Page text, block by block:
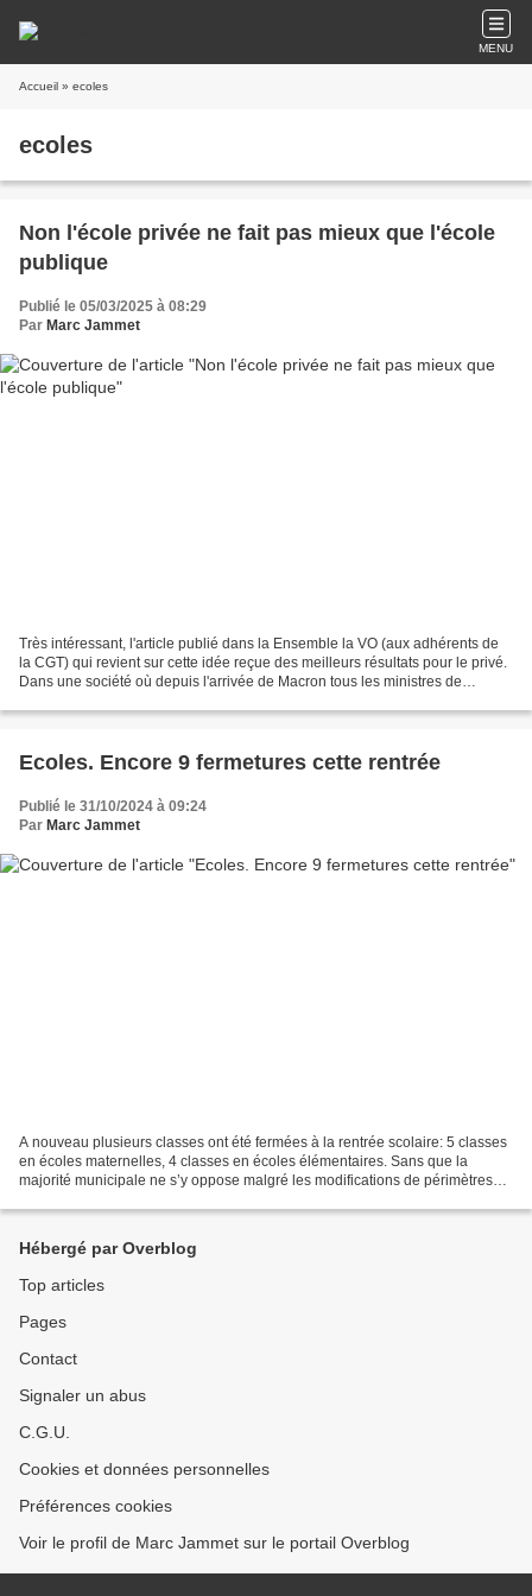
MENU
Accueil » ecoles
ecoles
Non l'école privée ne fait pas mieux que l'école
publique
Publié le 05/03/2025 à 08:29
Par Marc Jammet
Très intéressant, l'article publié dans la Ensemble la VO (aux adhérents de
la CGT) qui revient sur cette idée reçue des meilleurs résultats pour le privé.
Dans une société où depuis l'arrivée de Macron tous les ministres de
Ecoles. Encore 9 fermetures cette rentrée
Publié le 31/10/2024 à 09:24
Par Marc Jammet
A nouveau plusieurs classes ont été fermées à la rentrée scolaire: 5 classes
en écoles maternelles, 4 classes en écoles élémentaires. Sans que la
majorité municipale ne s’y oppose malgré les modifications de périmètres
Hébergé par Overblog
Top articles
Pages
Contact
Signaler un abus
C.G.U.
Cookies et données personnelles
Préférences cookies
Voir le profil de Marc Jammet sur le portail Overblog